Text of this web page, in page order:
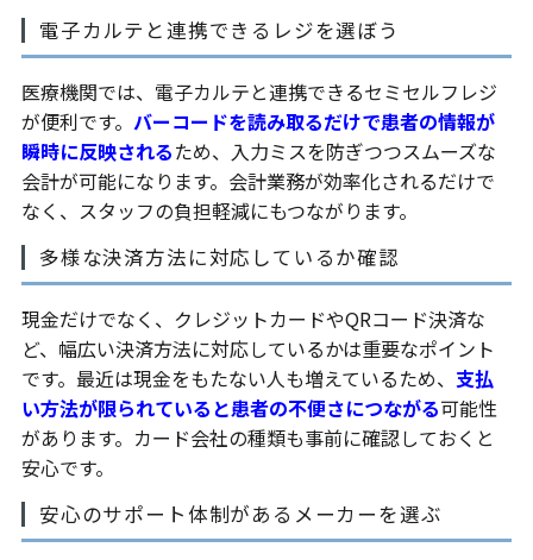
電子カルテと連携できるレジを選ぼう
医療機関では、電子カルテと連携できるセミセルフレジ
が便利です。 バーコードを読み取るだけで患者の情報が
瞬時に反映されるため、入力ミスを防ぎつつスムーズな
会計が可能になります。会計業務が効率化されるだけで
なく、スタッフの負担軽減にもつながります。
多様な決済方法に対応しているか確認
現金だけでなく、クレジットカードやQRコード決済な
ど、幅広い決済方法に対応しているかは重要なポイント
です。最近は現金をもたない人も増えているため、 支払
い方法が限られていると患者の不便さにつながる可能性
があります。カード会社の種類も事前に確認しておくと
安心です。
安心のサポート体制があるメーカーを選ぶ